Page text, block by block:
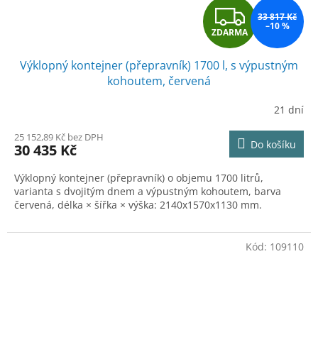
Z
D
A
M
A
ZDARMA
33 817 Kč
–10 %
Výklopný kontejner (přepravník) 1700 l, s výpustným
kohoutem, červená
21 dní
25 152,89 Kč bez DPH
30 435 Kč Do košíku
Výklopný kontejner (přepravník) o objemu 1700 litrů,
varianta s dvojitým dnem a výpustným kohoutem, barva
červená, délka × šířka × výška: 2140x1570x1130 mm.
Kód: 109110